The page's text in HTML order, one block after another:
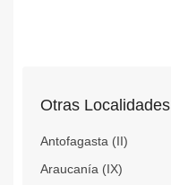
Otras Localidades
Antofagasta (II)
Araucanía (IX)